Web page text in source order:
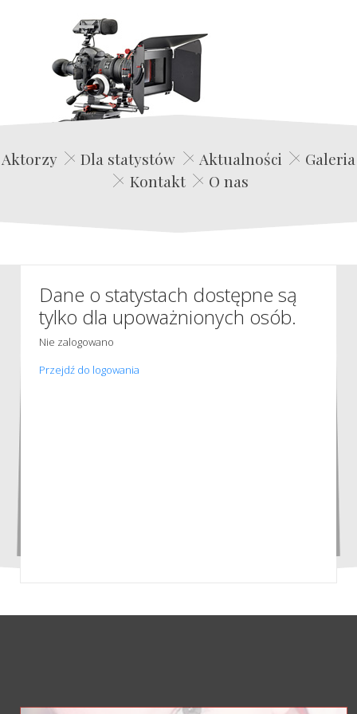
Edwin Film Agencja Aktorska
Aktorzy Dla statystów Aktualności
Galeria
Kontakt
O nas
Dane o statystach dostępne są
tylko dla upoważnionych osób.
Nie zalogowano
Przejdź do logowania